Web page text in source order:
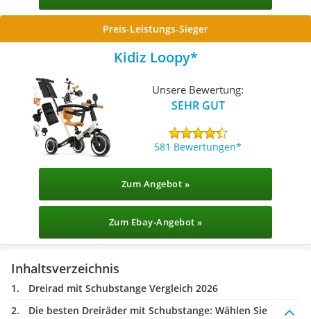
Preis-Leistungs-Sieger
Kidiz Loopy
Unsere Bewertung:
SEHR GUT
581 Bewertungen
Zum Angebot »
Zum Ebay-Angebot »
Inhaltsverzeichnis
Dreirad mit Schubstange Vergleich 2026
Die besten Dreiräder mit Schubstange: Wählen Sie